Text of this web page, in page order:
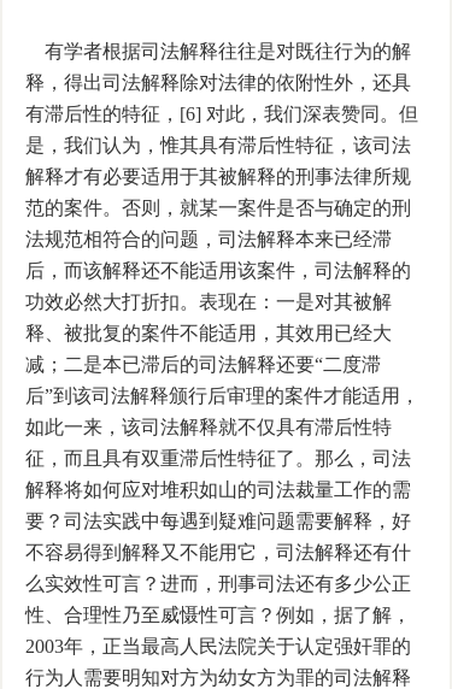
有学者根据司法解释往往是对既往行为的解
释，得出司法解释除对法律的依附性外，还具
有滞后性的特征，[6] 对此，我们深表赞同。但
是，我们认为，惟其具有滞后性特征，该司法
解释才有必要适用于其被解释的刑事法律所规
范的案件。否则，就某一案件是否与确定的刑
法规范相符合的问题，司法解释本来已经滞
后，而该解释还不能适用该案件，司法解释的
功效必然大打折扣。表现在：一是对其被解
释、被批复的案件不能适用，其效用已经大
减；二是本已滞后的司法解释还要“二度滞
后”到该司法解释颁行后审理的案件才能适用，
如此一来，该司法解释就不仅具有滞后性特
征，而且具有双重滞后性特征了。那么，司法
解释将如何应对堆积如山的司法裁量工作的需
要？司法实践中每遇到疑难问题需要解释，好
不容易得到解释又不能用它，司法解释还有什
么实效性可言？进而，刑事司法还有多少公正
性、合理性乃至威慑性可言？例如，据了解，
2003年，正当最高人民法院关于认定强奸罪的
行为人需要明知对方为幼女方为罪的司法解释